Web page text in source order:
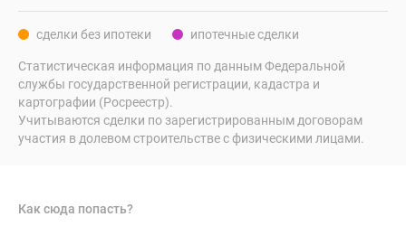
сделки без ипотеки ипотечные сделки
Статистическая информация по данным Федеральной
службы государственной регистрации, кадастра и
картографии (Росреестр).
Учитываются сделки по зарегистрированным договорам
участия в долевом строительстве с физическими лицами.
Как сюда попасть?